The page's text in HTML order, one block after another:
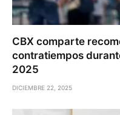
CBX comparte
contratiempos
2025
DICIEMBRE 22, 2025